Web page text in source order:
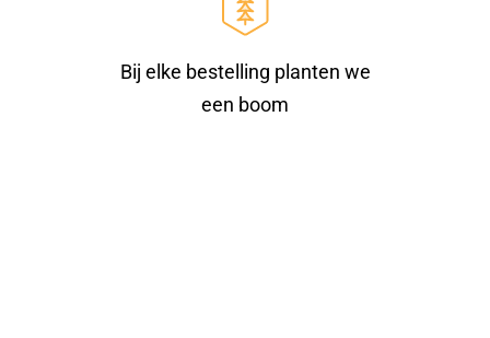
Bij elke bestelling planten we
een boom